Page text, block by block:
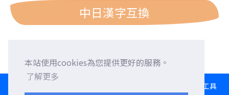
本站使用cookies為您提供更好的服務。
了解更多
中日漢字互換
轉換工具